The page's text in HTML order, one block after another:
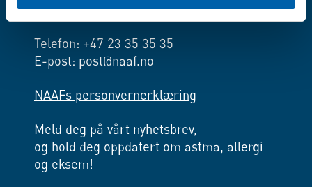
Oslo
Telefon: +47 23 35 35 35
E-post: post@naaf.no
NAAFs personvernerklæring
Meld deg på vårt nyhetsbrev,
og hold deg oppdatert om astma, allergi
og eksem!